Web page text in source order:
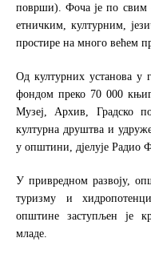
површи). Фоча је по свим
етничким, културним,
простире на много већем
Од културних установа у
фондом преко 70 000
Музеј, Архив, Градско
културна друштва и
у општини, дјелује Радио
У привредном развоју,
туризму и
општине заступљен је
младе.